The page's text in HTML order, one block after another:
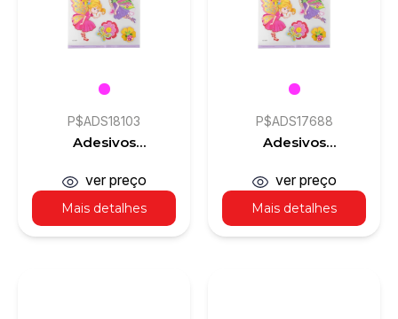
P$ADS18103
Adesivos
Mais detalhes
ver preço
P$ADS17688
Adesivos
Mais detalhes
ver preço